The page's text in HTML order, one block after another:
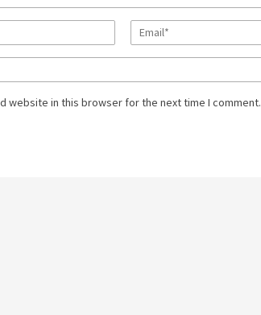
website in this browser for the next time I comment.